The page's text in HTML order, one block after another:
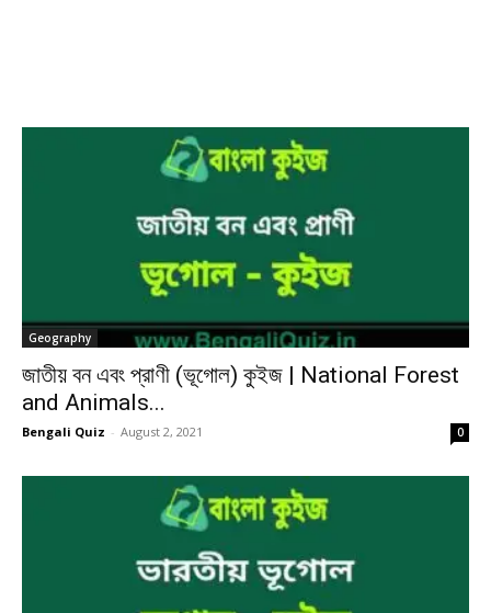
Geography
জাতীয় বন এবং প্রাণী (ভূগোল) কুইজ | National Forest
and Animals...
Bengali Quiz - August 2, 2021 0